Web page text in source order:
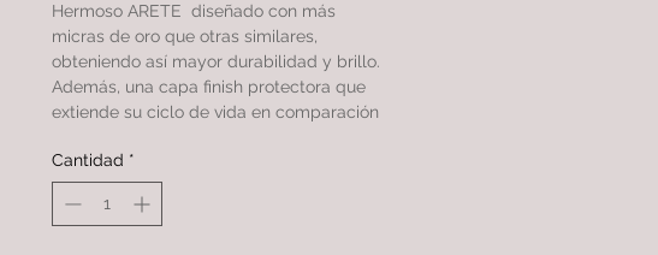
Hermoso ARETE diseñado con más
micras de oro que otras similares,
obteniendo así mayor durabilidad y brillo.
Además, una capa finish protectora que
extiende su ciclo de vida en comparación
ARETE con doble baño de oro 24k con
más micras, rodinado garantizando una
calidad excepcional.
Cantidad *